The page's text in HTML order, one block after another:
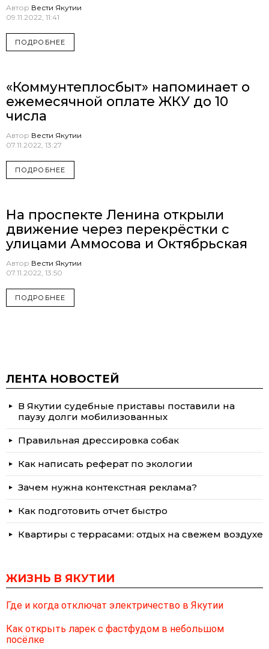
Автор Вести Якутии
09.11.2022, 11:41
ПОДРОБНЕЕ
«Коммунтеплосбыт» напоминает о
ежемесячной оплате ЖКУ до 10
числа
Автор Вести Якутии
07.11.2022, 13:27
ПОДРОБНЕЕ
На проспекте Ленина открыли
движение через перекрёстки с
улицами Аммосова и Октябрьская
Автор Вести Якутии
07.11.2022, 13:50
ПОДРОБНЕЕ
ЛЕНТА НОВОСТЕЙ
В Якутии судебные приставы поставили на
паузу долги мобилизованных
Правильная дрессировка собак
Как написать реферат по экологии
Зачем нужна контекстная реклама?
Как подготовить отчет быстро
Квартиры с террасами: отдых на свежем воздухе
ЖИЗНЬ В ЯКУТИИ
Где и когда отключат электричество в Якутии
Как открыть ларек с фастфудом в небольшом
посёлке